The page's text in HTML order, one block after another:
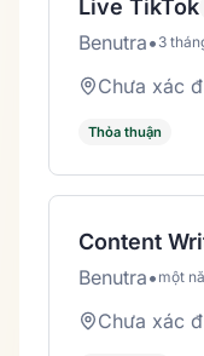
Live TikTok
Benutra• 3
Chưa xác
Thỏa thuận
Content
Benutra• một
Chưa xác